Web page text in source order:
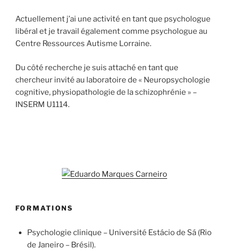
Actuellement j’ai une activité en tant que psychologue
libéral et je travail également comme psychologue au
Centre Ressources Autisme Lorraine.
Du côté recherche je suis attaché en tant que
chercheur invité au laboratoire de « Neuropsychologie
cognitive, physiopathologie de la schizophrénie » –
INSERM U1114.
FORMATIONS
Psychologie clinique – Université Estácio de Sá (Rio
de Janeiro – Brésil).